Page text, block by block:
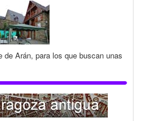
de Arán, para los que buscan unas